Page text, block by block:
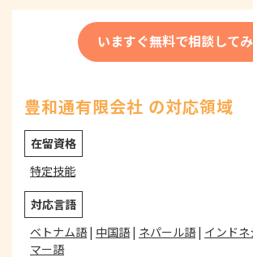
いますぐ無料で相談して
豊和通有限会社 の対応領域
在留資格
特定技能
対応言語
ベトナム語| 中国語| ネパール語| インド
マー語